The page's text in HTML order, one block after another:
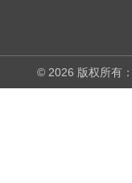
© 2026 版权所有